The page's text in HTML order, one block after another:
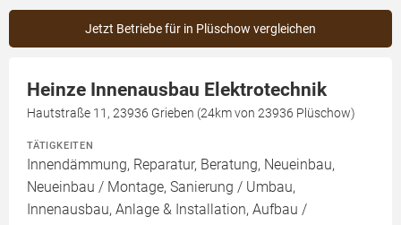
Jetzt Betriebe für in Plüschow vergleichen
Heinze Innenausbau Elektrotechnik
Hautstraße 11, 23936 Grieben (24km von 23936 Plüschow)
TÄTIGKEITEN
Innendämmung, Reparatur, Beratung, Neueinbau,
Neueinbau / Montage, Sanierung / Umbau,
Innenausbau, Anlage & Installation, Aufbau /